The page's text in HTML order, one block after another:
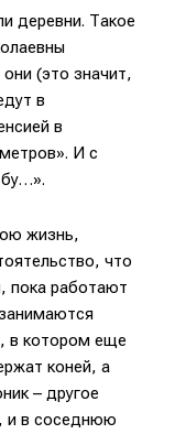
деревни. Такое
(это значит,
в
в
И с
жизнь,
что
пока работают
в котором еще
коней, а
– другое
и в соседнюю